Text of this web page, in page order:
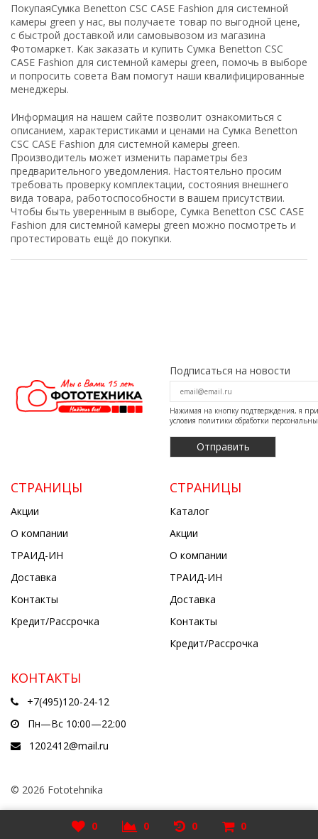
ПокупаяСумка Benetton CSC CASE Fashion для системной
камеры green у нас, вы получаете товар по выгодной цене,
с быстрой доставкой или самовывозом из магазина
Фотомаркет. Как заказать и купить Сумка Benetton CSC
CASE Fashion для системной камеры green, помочь в выборе
и попросить совета Вам помогут наши квалифицированные
менеджеры.
Информация на нашем сайте позволит ознакомиться с
описанием, характеристиками и ценами на Сумка Benetton
CSC CASE Fashion для системной камеры green.
Производитель может изменить параметры без
предварительного уведомления. Настоятельно просим
требовать проверку комплектации, состояния внешнего
вида товара, работоспособности в вашем присутствии.
Чтобы быть уверенным в выборе, Сумка Benetton CSC CASE
Fashion для системной камеры green можно посмотреть и
протестировать ещё до покупки.
Подписаться на новости
Нажимая на кнопку подтверждения, я
условия политики обработки
СТРАНИЦЫ
Акции
О компании
ТРАИД-ИН
Доставка
Контакты
Кредит/Рассрочка
СТРАНИЦЫ
Каталог
Акции
О компании
ТРАИД-ИН
Доставка
Контакты
Кредит/Рассрочка
КОНТАКТЫ
+7(495)120-24-12
Пн—Вс 10:00—22:00
1202412@mail.ru
© 2026 Fototehnika
Разработано в5cube.ru
0 0 0 0